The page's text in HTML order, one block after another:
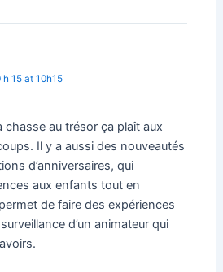
15 at 10h15
chasse au trésor ça plaît aux
Il y a aussi des nouveautés
d’anniversaires, qui
aux enfants tout en
de faire des expériences
d’un animateur qui